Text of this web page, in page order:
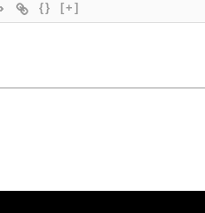
{} [+]